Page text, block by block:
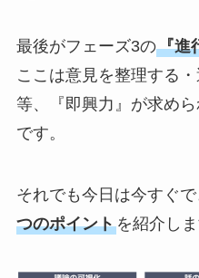
最後がフェーズ3の『進
ここは意見を整理する
等、『即興力』が求め
です。
それでも今日は今すぐ
つのポイントを紹介しま